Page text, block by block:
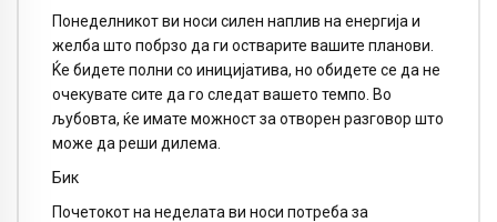
Понеделникот ви носи силен наплив на енергија и
желба што побрзо да ги остварите вашите планови.
Ќе бидете полни со иницијатива, но обидете се да не
очекувате сите да го следат вашето темпо. Во
љубовта, ќе имате можност за отворен разговор што
може да реши дилема.
Бик
Почетокот на неделата ви носи потреба за